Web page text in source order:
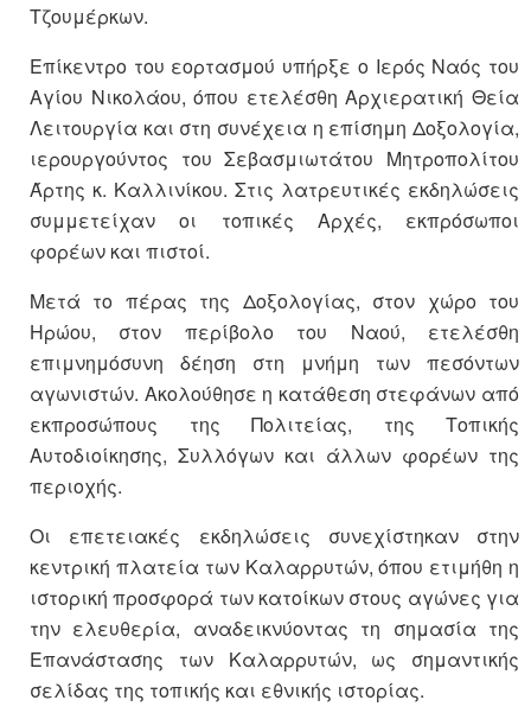
Τζουμέρκων.
Επίκεντρο του εορτασμού υπήρξε ο Ιερός Ναός του
Αγίου Νικολάου, όπου ετελέσθη Αρχιερατική Θεία
Λειτουργία και στη συνέχεια η επίσημη Δοξολογία,
ιερουργούντος του Σεβασμιωτάτου Μητροπολίτου
Άρτης κ. Καλλινίκου. Στις λατρευτικές εκδηλώσεις
συμμετείχαν οι τοπικές Αρχές, εκπρόσωποι
φορέων και πιστοί.
Μετά το πέρας της Δοξολογίας, στον χώρο του
Ηρώου, στον περίβολο του Ναού, ετελέσθη
επιμνημόσυνη δέηση στη μνήμη των πεσόντων
αγωνιστών. Ακολούθησε η κατάθεση στεφάνων από
εκπροσώπους της Πολιτείας, της Τοπικής
Αυτοδιοίκησης, Συλλόγων και άλλων φορέων της
περιοχής.
Οι επετειακές εκδηλώσεις συνεχίστηκαν στην
κεντρική πλατεία των Καλαρρυτών, όπου ετιμήθη η
ιστορική προσφορά των κατοίκων στους αγώνες για
την ελευθερία, αναδεικνύοντας τη σημασία της
Επανάστασης των Καλαρρυτών, ως σημαντικής
σελίδας της τοπικής και εθνικής ιστορίας.